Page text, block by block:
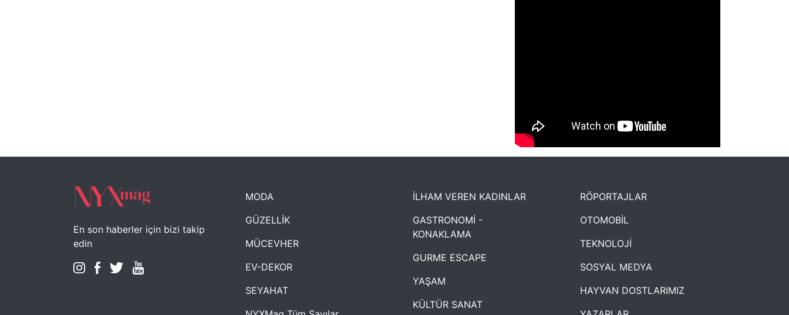
NYXmag 2. Yaş Kutlama Etkinliği
En son haberler için bizi takip
edin
MODA
GÜZELLİK
MÜCEVHER
EV-DEKOR
SEYAHAT
İLHAM VEREN KADINLAR
GASTRONOMİ -
KONAKLAMA
GURME ESCAPE
YAŞAM
KÜLTÜR SANAT
RÖPORTAJLAR
OTOMOBİL
TEKNOLOJİ
SOSYAL MEDYA
HAYVAN DOSTLARIMIZ